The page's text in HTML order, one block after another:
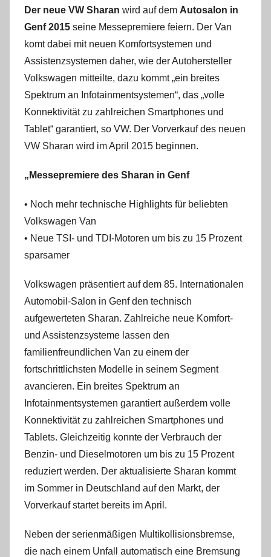
Der neue VW Sharan wird auf dem Autosalon in
Genf 2015 seine Messepremiere feiern. Der Van
komt dabei mit neuen Komfortsystemen und
Assistenzsystemen daher, wie der Autohersteller
Volkswagen mitteilte, dazu kommt „ein breites
Spektrum an Infotainmentsystemen“, das „volle
Konnektivität zu zahlreichen Smartphones und
Tablet“ garantiert, so VW. Der Vorverkauf des neuen
VW Sharan wird im April 2015 beginnen.
„Messepremiere des Sharan in Genf
• Noch mehr technische Highlights für beliebten
Volkswagen Van
• Neue TSI- und TDI-Motoren um bis zu 15 Prozent
sparsamer
Volkswagen präsentiert auf dem 85. Internationalen
Automobil-Salon in Genf den technisch
aufgewerteten Sharan. Zahlreiche neue Komfort-
und Assistenzsysteme lassen den
familienfreundlichen Van zu einem der
fortschrittlichsten Modelle in seinem Segment
avancieren. Ein breites Spektrum an
Infotainmentsystemen garantiert außerdem volle
Konnektivität zu zahlreichen Smartphones und
Tablets. Gleichzeitig konnte der Verbrauch der
Benzin- und Dieselmotoren um bis zu 15 Prozent
reduziert werden. Der aktualisierte Sharan kommt
im Sommer in Deutschland auf den Markt, der
Vorverkauf startet bereits im April.
Neben der serienmäßigen Multikollisionsbremse,
die nach einem Unfall automatisch eine Bremsung